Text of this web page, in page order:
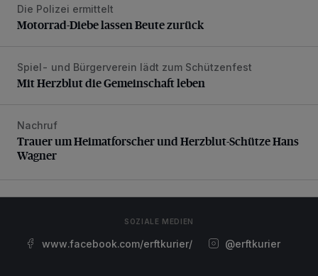
Motorrad-Diebe lassen Beute zurück
Die Polizei ermittelt
Motorrad-Diebe lassen Beute zurück
Mit Herzblut die Gemeinschaft leben
Spiel- und Bürgerverein lädt zum Schützenfest
Mit Herzblut die Gemeinschaft leben
Trauer um Heimatforscher und Herzblut-Schütze Hans
Nachruf
Trauer um Heimatforscher und Herzblut-Schütze Hans
Wagner
SOZIALE MEDIEN
www.facebook.com/erftkurier/ @erftkurier